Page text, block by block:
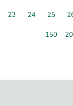
23 24 25
150